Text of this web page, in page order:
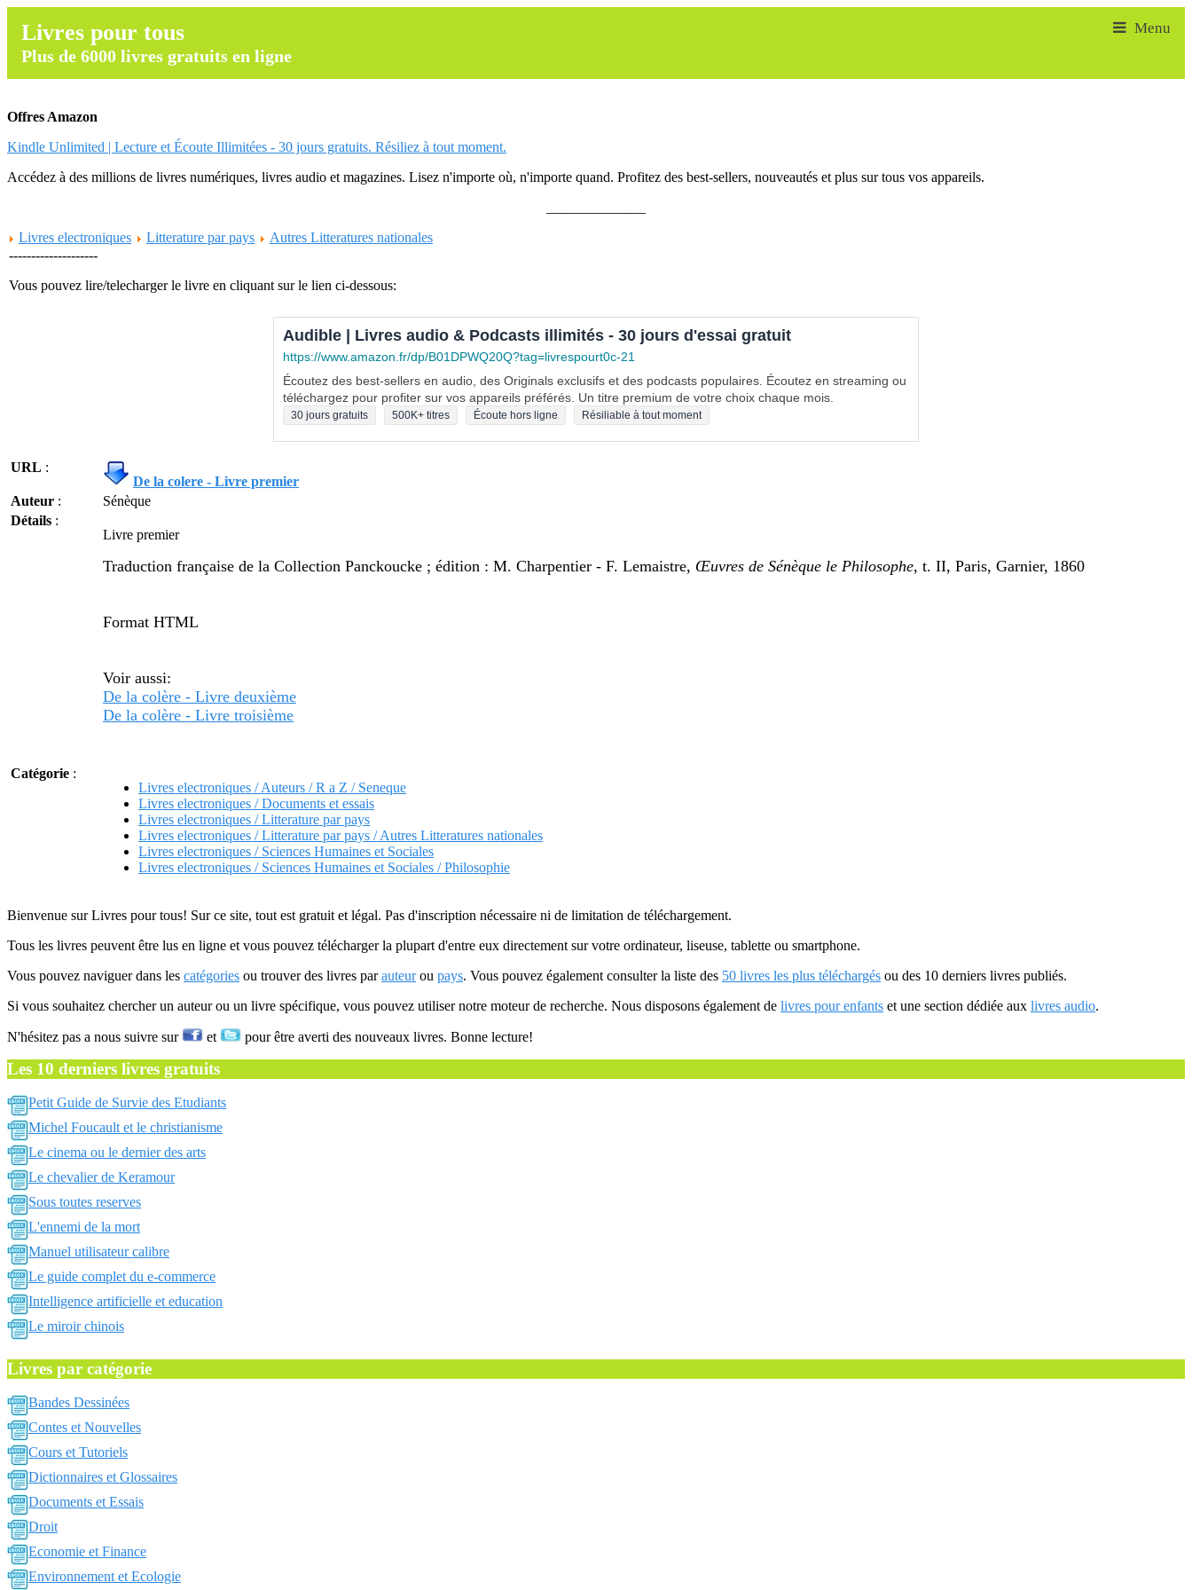
Livres pour tous
Plus de 6000 livres gratuits en ligne
Offres Amazon
Kindle Unlimited | Lecture et Écoute Illimitées - 30 jours gratuits. Résiliez à tout moment.
Accédez à des millions de livres numériques, livres audio et magazines. Lisez n'importe où, n'importe quand. Profitez des best-sellers, nouveautés et plus sur tous vos appareils.
Livres electroniques
Litterature par pays
Autres Litteratures nationales
--------------------
Vous pouvez lire/telecharger le livre en cliquant sur le lien ci-dessous:
Audible | Livres audio & Podcasts illimités - 30 jours d'essai gratuit
https://www.amazon.fr/dp/B01DPWQ20Q?tag=livrespourt0c-21
Écoutez des best-sellers en audio, des Originals exclusifs et des podcasts populaires. Écoutez en streaming ou
téléchargez pour profiter sur vos appareils préférés. Un titre premium de votre choix chaque mois.
30 jours gratuits 500K+ titres Écoute hors ligne Résiliable à tout moment
URL :
De la colere - Livre premier
Auteur :
Sénèque
Détails :
Livre premier
Traduction française de la Collection Panckoucke ; édition : M. Charpentier - F. Lemaistre, Œuvres de Sénèque le Philosophe, t. II, Paris, Garnier, 1860
Format HTML
Voir aussi:
De la colère - Livre deuxième
De la colère - Livre troisième
Catégorie :
Livres electroniques / Auteurs / R a Z / Seneque
Livres electroniques / Documents et essais
Livres electroniques / Litterature par pays
Livres electroniques / Litterature par pays / Autres Litteratures nationales
Livres electroniques / Sciences Humaines et Sociales
Livres electroniques / Sciences Humaines et Sociales / Philosophie
Bienvenue sur Livres pour tous! Sur ce site, tout est gratuit et légal. Pas d'inscription nécessaire ni de limitation de téléchargement.
Tous les livres peuvent être lus en ligne et vous pouvez télécharger la plupart d'entre eux directement sur votre ordinateur, liseuse, tablette ou smartphone.
Vous pouvez naviguer dans les catégories ou trouver des livres parauteurou pays. Vous pouvez également consulter la liste des 50 livres les plus téléchargés ou des 10 derniers livres publiés.
Si vous souhaitez chercher un auteur ou un livre spécifique, vous pouvez utiliser notre moteur de recherche. Nous disposons également de livres pour enfants et une section dédiée aux livres audio.
N'hésitez pas a nous suivre sur et pour être averti des nouveaux livres. Bonne lecture!
Les 10 derniers livres gratuits
Petit Guide de Survie des Etudiants
Michel Foucault et le christianisme
Le cinema ou le dernier des arts
Le chevalier de Keramour
Sous toutes reserves
L'ennemi de la mort
Manuel utilisateur calibre
Le guide complet du e-commerce
Intelligence artificielle et education
Le miroir chinois
Livres par catégorie
Bandes Dessinées
Contes et Nouvelles
Cours et Tutoriels
Dictionnaires et Glossaires
Documents et Essais
Droit
Economie et Finance
Environnement et Ecologie